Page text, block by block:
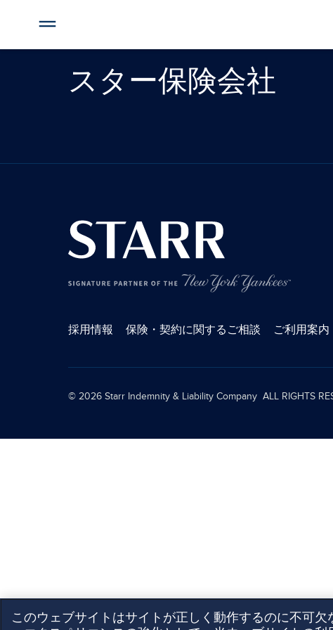
スター保険会社
採用情報 保険・契約に関するご相談 ご利用案内
© 2026Starr Indemnity & Liability Company ALL RIGHTS
このウェブサイトはサイトが正しく動作するのに不可